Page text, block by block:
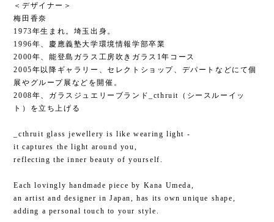
＜デザイナー＞
梅田香奈
1973年生まれ。埼玉出身。
1996年、慶應義塾大学環境情報学部卒業
2000年、能登島ガラス工房吹きガラス1年コース
2005年以降ギャラリー、セレクトショップ、デパートなどにて個
展やグループ展などを開催。
2008年、ガラスジュエリーブランド_cthruit（シースルーイッ
ト）を立ち上げる
_cthruit glass jewellery is like wearing light -
it captures the light around you,
reflecting the inner beauty of yourself.
Each lovingly handmade piece by Kana Umeda,
an artist and designer in Japan, has its own unique shape,
adding a personal touch to your style.